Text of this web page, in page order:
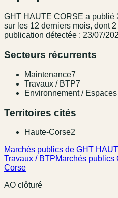
GHT HAUTE CORSE a publié
sur les 12 derniers mois, dont
publication détectée : 23/07/
Secteurs récurrents
Maintenance7
Travaux / BTP7
Environnement /
Territoires cités
Haute-Corse2
Marchés publics de GHT
Travaux / BTPMarchés publics
Corse
AO clôturé